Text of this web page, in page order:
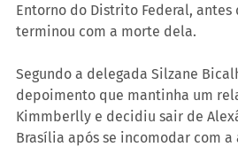
Entorno do Distrito Federal,
terminou com a morte dela.
Segundo a delegada Silzane
depoimento que mantinha um
Kimmberlly e decidiu sair de
Brasília após se incomodar com